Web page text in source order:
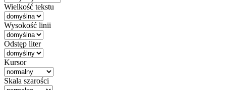
Wielkość tekstu
Wysokość linii
Odstęp liter
Kursor
Skala szarości